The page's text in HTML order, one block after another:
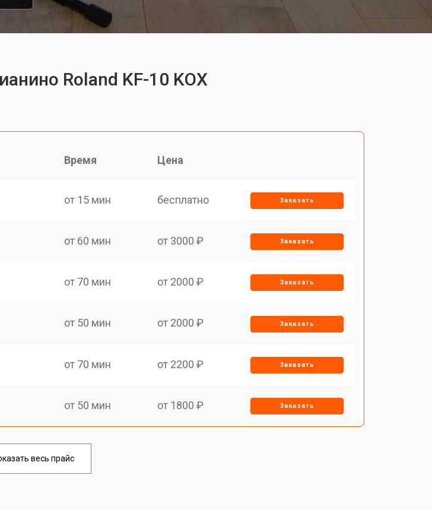
Roland KF-10 KOX
Время Цена
от 15 мин бесплатно Заказать
от 60 мин от 3000 ₽ Заказать
от 70 мин от 2000 ₽ Заказать
от 50 мин от 2000 ₽ Заказать
от 70 мин от 2200 ₽ Заказать
от 50 мин от 1800 ₽ Заказать
от 60 мин
весь прайс